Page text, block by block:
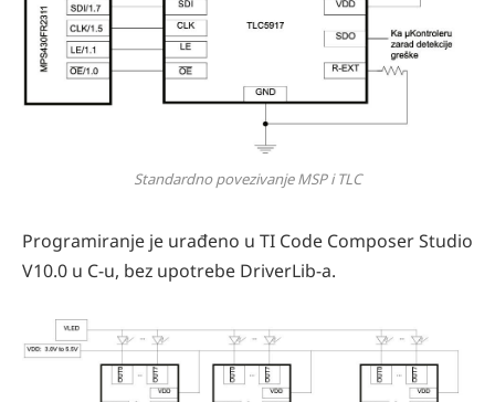
Standardno povezivanje MSP i TLC
Programiranje je urađeno u TI Code Composer Studio
V10.0 u C-u, bez upotrebe DriverLib-a.